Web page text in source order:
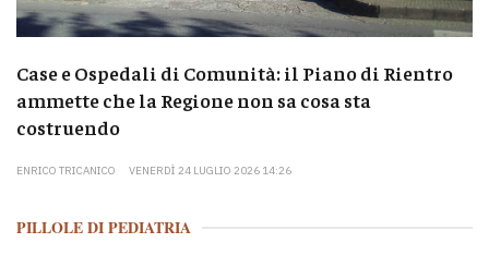
Case e Ospedali di Comunità: il Piano di Rientro
ammette che la Regione non sa cosa sta
costruendo
ENRICO TRICANICO VENERDÌ 24 LUGLIO 2026 14:26
PILLOLE DI PEDIATRIA